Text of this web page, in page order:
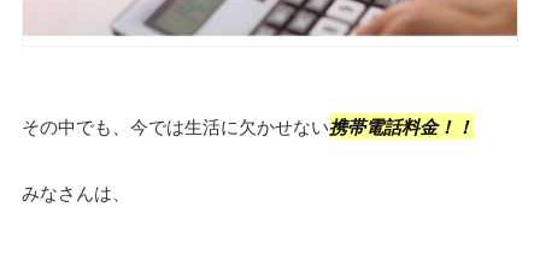
その中でも、今では生活に欠かせない携帯電話料金！！
みなさんは、